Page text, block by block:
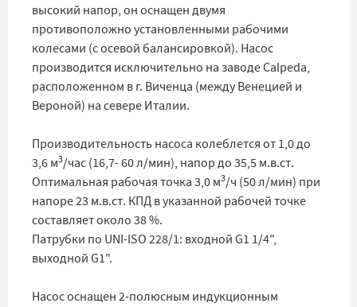
высокий напор, он оснащен двумя
противоположно установленными рабочими
колесами (с осевой балансировкой). Насос
производится исключительно на заводе Calpeda,
расположенном в г. Виченца (между Венецией и
Вероной) на севере Италии.
Производительность насоса колеблется от 1,0 до
3,6 м3/час (16,7- 60 л/мин), напор до 35,5 м.в.ст.
Оптимальная рабочая точка 3,0 м3/ч (50 л/мин) при
напоре 23 м.в.ст. КПД в указанной рабочей точке
составляет около 38 %.
Патрубки по UNI-ISO 228/1: входной G1 1/4",
выходной G1".
Насос оснащен 2-полюсным индукционным